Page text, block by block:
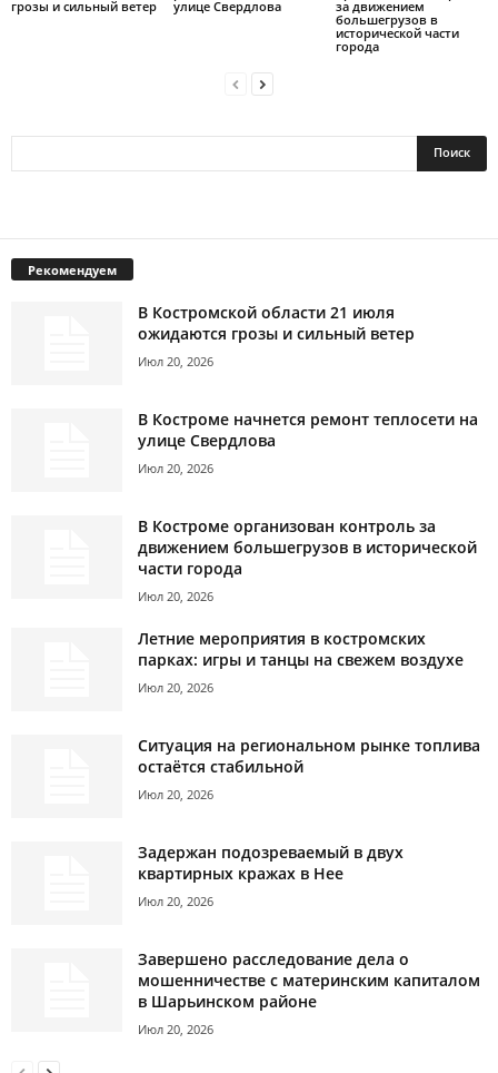
грозы и сильный ветер
улице Свердлова
за движением
большегрузов в
исторической части
города
Рекомендуем
В Костромской области 21 июля
ожидаются грозы и сильный ветер
Июл 20, 2026
В Костроме начнется ремонт теплосети на
улице Свердлова
Июл 20, 2026
В Костроме организован контроль за
движением большегрузов в исторической
части города
Июл 20, 2026
Летние мероприятия в костромских
парках: игры и танцы на свежем воздухе
Июл 20, 2026
Ситуация на региональном рынке топлива
остаётся стабильной
Июл 20, 2026
Задержан подозреваемый в двух
квартирных кражах в Нее
Июл 20, 2026
Завершено расследование дела о
мошенничестве с материнским капиталом
в Шарьинском районе
Июл 20, 2026